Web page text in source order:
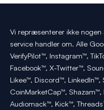
Vi repræsenterer ikke
service handler om. Alle
VerifyPilot™, Instagram™,
Facebook™, X-Twitter™,
Likee™, Discord™,
CoinMarketCap™,
Audiomack™, Kick™,